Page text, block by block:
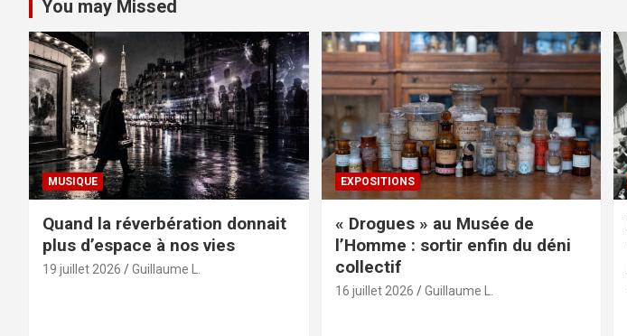
You may Missed
MUSIQUE
Quand la réverbération donnait
plus d’espace à nos vies
19 juillet 2026 Guillaume L.
EXPOSITIONS
« Drogues » au Musée de
l’Homme : sortir enfin du déni
collectif
16 juillet 2026 Guillaume L.